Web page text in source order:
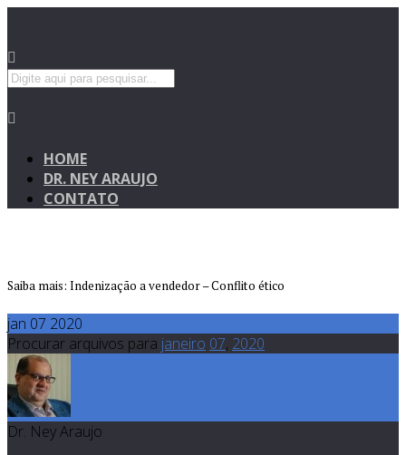
HOME
DR. NEY ARAUJO
CONTATO
Saiba mais: Indenização a vendedor – Conflito ético
jan 07 2020
Procurar arquivos para janeiro 07, 2020
Dr. Ney Araujo